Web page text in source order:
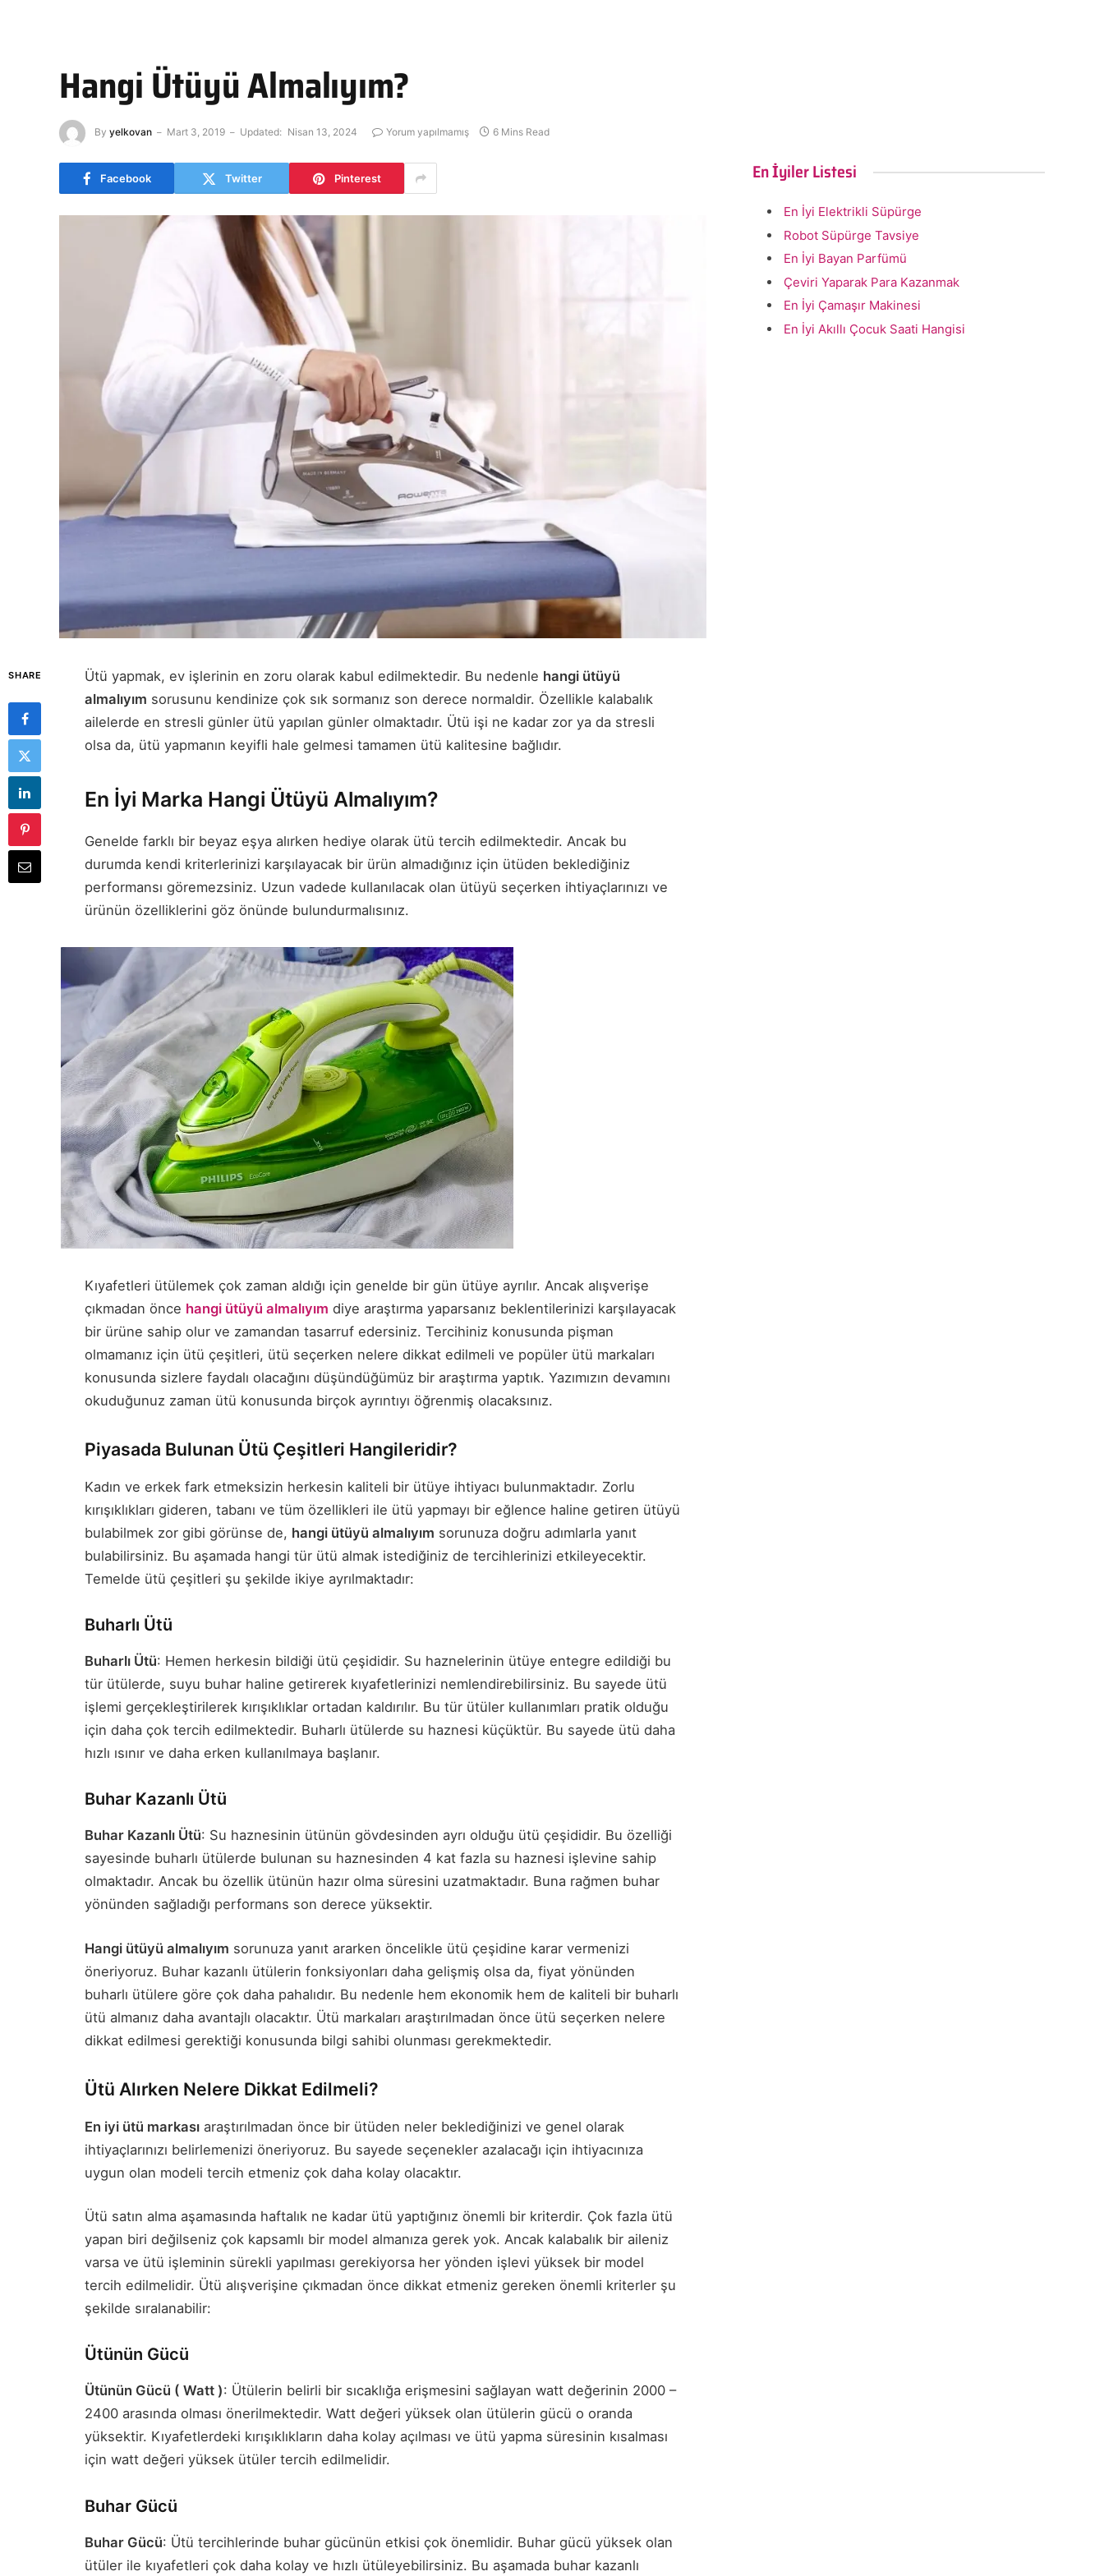
Hangi Ütüyü Almalıyım?
By yelkovan Mart 3, 2019 Updated: Nisan 13, 2024 Yorum yapılmamış 6 Mins Read
Facebook Twitter Pinterest
SHARE Ütü yapmak, ev işlerinin en zoru olarak kabul edilmektedir. Bu nedenle hangi ütüyü
almalıyım sorusunu kendinize çok sık sormanız son derece normaldir. Özellikle kalabalık
ailelerde en stresli günler ütü yapılan günler olmaktadır. Ütü işi ne kadar zor ya da stresli
olsa da, ütü yapmanın keyifli hale gelmesi tamamen ütü kalitesine bağlıdır.
En İyi Marka Hangi Ütüyü Almalıyım?
Genelde farklı bir beyaz eşya alırken hediye olarak ütü tercih edilmektedir. Ancak bu
durumda kendi kriterlerinizi karşılayacak bir ürün almadığınız için ütüden beklediğiniz
performansı göremezsiniz. Uzun vadede kullanılacak olan ütüyü seçerken ihtiyaçlarınızı ve
ürünün özelliklerini göz önünde bulundurmalısınız.
Kıyafetleri ütülemek çok zaman aldığı için genelde bir gün ütüye ayrılır. Ancak alışverişe
çıkmadan önce hangi ütüyü almalıyım diye araştırma yaparsanız beklentilerinizi karşılayacak
bir ürüne sahip olur ve zamandan tasarruf edersiniz. Tercihiniz konusunda pişman
olmamanız için ütü çeşitleri, ütü seçerken nelere dikkat edilmeli ve popüler ütü markaları
konusunda sizlere faydalı olacağını düşündüğümüz bir araştırma yaptık. Yazımızın devamını
okuduğunuz zaman ütü konusunda birçok ayrıntıyı öğrenmiş olacaksınız.
Piyasada Bulunan Ütü Çeşitleri Hangileridir?
Kadın ve erkek fark etmeksizin herkesin kaliteli bir ütüye ihtiyacı bulunmaktadır. Zorlu
kırışıklıkları gideren, tabanı ve tüm özellikleri ile ütü yapmayı bir eğlence haline getiren ütüyü
bulabilmek zor gibi görünse de, hangi ütüyü almalıyım sorunuza doğru adımlarla yanıt
bulabilirsiniz. Bu aşamada hangi tür ütü almak istediğiniz de tercihlerinizi etkileyecektir.
Temelde ütü çeşitleri şu şekilde ikiye ayrılmaktadır:
Buharlı Ütü
Buharlı Ütü: Hemen herkesin bildiği ütü çeşididir. Su haznelerinin ütüye entegre edildiği bu
tür ütülerde, suyu buhar haline getirerek kıyafetlerinizi nemlendirebilirsiniz. Bu sayede ütü
işlemi gerçekleştirilerek kırışıklıklar ortadan kaldırılır. Bu tür ütüler kullanımları pratik olduğu
için daha çok tercih edilmektedir. Buharlı ütülerde su haznesi küçüktür. Bu sayede ütü daha
hızlı ısınır ve daha erken kullanılmaya başlanır.
Buhar Kazanlı Ütü
Buhar Kazanlı Ütü: Su haznesinin ütünün gövdesinden ayrı olduğu ütü çeşididir. Bu özelliği
sayesinde buharlı ütülerde bulunan su haznesinden 4 kat fazla su haznesi işlevine sahip
olmaktadır. Ancak bu özellik ütünün hazır olma süresini uzatmaktadır. Buna rağmen buhar
yönünden sağladığı performans son derece yüksektir.
Hangi ütüyü almalıyım sorunuza yanıt ararken öncelikle ütü çeşidine karar vermenizi
öneriyoruz. Buhar kazanlı ütülerin fonksiyonları daha gelişmiş olsa da, fiyat yönünden
buharlı ütülere göre çok daha pahalıdır. Bu nedenle hem ekonomik hem de kaliteli bir buharlı
ütü almanız daha avantajlı olacaktır. Ütü markaları araştırılmadan önce ütü seçerken nelere
dikkat edilmesi gerektiği konusunda bilgi sahibi olunması gerekmektedir.
Ütü Alırken Nelere Dikkat Edilmeli?
En iyi ütü markası araştırılmadan önce bir ütüden neler beklediğinizi ve genel olarak
ihtiyaçlarınızı belirlemenizi öneriyoruz. Bu sayede seçenekler azalacağı için ihtiyacınıza
uygun olan modeli tercih etmeniz çok daha kolay olacaktır.
Ütü satın alma aşamasında haftalık ne kadar ütü yaptığınız önemli bir kriterdir. Çok fazla ütü
yapan biri değilseniz çok kapsamlı bir model almanıza gerek yok. Ancak kalabalık bir aileniz
varsa ve ütü işleminin sürekli yapılması gerekiyorsa her yönden işlevi yüksek bir model
tercih edilmelidir. Ütü alışverişine çıkmadan önce dikkat etmeniz gereken önemli kriterler şu
şekilde sıralanabilir:
Ütünün Gücü
Ütünün Gücü ( Watt ): Ütülerin belirli bir sıcaklığa erişmesini sağlayan watt değerinin 2000 –
2400 arasında olması önerilmektedir. Watt değeri yüksek olan ütülerin gücü o oranda
yüksektir. Kıyafetlerdeki kırışıklıkların daha kolay açılması ve ütü yapma süresinin kısalması
için watt değeri yüksek ütüler tercih edilmelidir.
Buhar Gücü
Buhar Gücü: Ütü tercihlerinde buhar gücünün etkisi çok önemlidir. Buhar gücü yüksek olan
ütüler ile kıyafetleri çok daha kolay ve hızlı ütüleyebilirsiniz. Bu aşamada buhar kazanlı
En İyiler Listesi
En İyi Elektrikli Süpürge
Robot Süpürge Tavsiye
En İyi Bayan Parfümü
Çeviri Yaparak Para Kazanmak
En İyi Çamaşır Makinesi
En İyi Akıllı Çocuk Saati Hangisi